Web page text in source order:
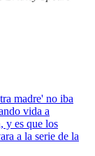
madre' no iba
vida a
y es que los
a la serie de la